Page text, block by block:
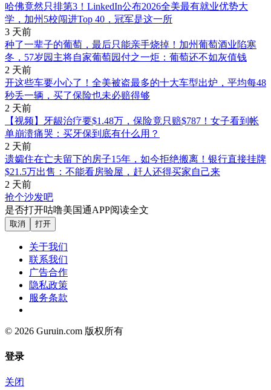
哈佛竟然只排第3！LinkedIn公布2026全美最有就业优势大
学，加州5校闯进Top 40，冠军是这一所
3 天前
种了一辈子的葡萄，最后只能亲手烧掉！加州葡萄酒业陷寒
冬，57岁园主将自家葡萄园付之一炬：葡萄还不如灰值钱
2 天前
开这些车要小心了！全美被盗最多的十大车型出炉，平均每48
秒丢一辆，买了保险也未必赔得够
2 天前
【视频】牙龈治疗要$1.48万，保险竟只赔$787！女子看到帐
单崩溃痛哭：买牙保到底有什么用？
2 天前
遗孀住在亡夫留下的房子15年，如今拒绝搬离！银行直接挂牌
$21.5万出售：不能看房验屋，赶人还得买家自己来
2 天前
抢个沙发吧
是否打开咕噜美国通APP阅读全文
取消 打开
关于我们
联系我们
广告合作
隐私政策
服务条款
© 2026 Guruin.com 版权所有
登录
关闭